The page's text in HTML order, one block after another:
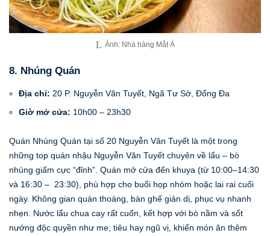
Ảnh: Nhà hàng Mắt Á
8. Nhúng Quán
Địa chỉ: 20 P. Nguyễn Văn Tuyết, Ngã Tư Sở, Đống Đa
Giờ mở cửa: 10h00 – 23h30
Quán Nhúng Quán tại số 20 Nguyễn Văn Tuyết là một trong
những top quán nhậu Nguyễn Văn Tuyết chuyên về lẩu – bò
nhúng giấm cực “đỉnh”. Quán mở cửa đến khuya (từ 10:00–14:30
và 16:30 – 23:30), phù hợp cho buổi họp nhóm hoặc lai rai cuối
ngày. Không gian quán thoáng, bàn ghế giản dị, phục vụ nhanh
nhẹn. Nước lẩu chua cay rất cuốn, kết hợp với bò nầm và sốt
nướng độc quyền như me, tiêu hay ngũ vị, khiến món ăn thêm